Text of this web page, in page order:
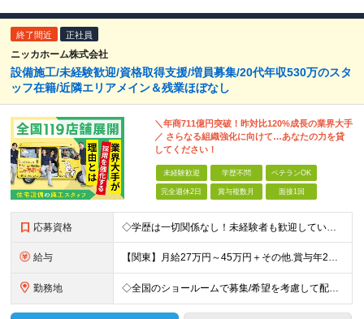
終了間近 正社員
ニッカホーム株式会社
設備施工/未経験歓迎/資格取得支援/増員募集/20代年収530万のスタ
ッフ在籍/近隣エリアメイン＆残業ほぼなし
＼年商711億円突破！昨対比120%成長の業界大手
／ さらなる組織強化に向けて…あなたの力を貸
してください！
未経験歓迎 学歴不問 ベテランOK
完全週休2日 賞与複数月 面接1回
応募資格 ◇学歴は一切関係なし！未経験者も歓迎しています ◇30歳以下の方/普通自動車免許（AT限定可） ＼必須条件／ ・30歳以下の方（長期勤続によるキャリア形成のため） ・要普通免許（AT限定可） ＼募
給与 【関東】月給27万円～45万円＋その他.賞与年2回 【その他の地域】月給25万円～45万円＋その他.賞与年2回 ◆資格・能力等に応じて、それ以上の額からのスタートもあり！ 普免以外の資格やスキルがあ
勤務地 ◇全国のショールームで募集/希望を考慮して配属 ◇北海道/東北/関東/中部/近畿/中国・四国/九州 募集エリア ￣￣￣￣￣￣￣￣￣￣￣￣￣￣ ▽北海道エリア 北海道 ▽東北エリア 宮城県、福島県